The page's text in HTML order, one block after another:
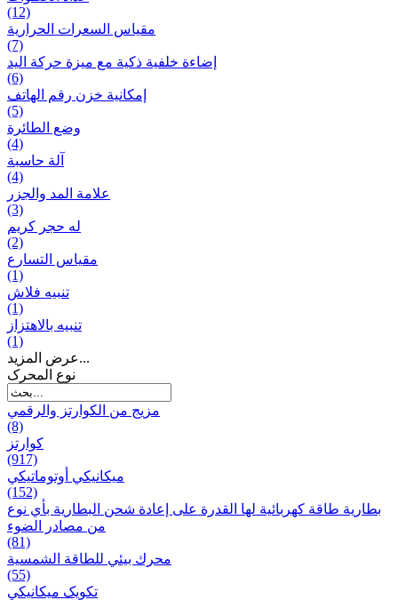
(12)
مقیاس السعرات الحرارية
(7)
إضاءة خلفية ذكية مع ميزة حرکة اليد
(6)
إمكانية خزن رقم الهاتف
(5)
وضع الطائرة
(4)
آلة حاسبة
(4)
علامة المد والجزر
(3)
له حجر كريم
(2)
مقياس التسارع
(1)
تنبيه فلاش
(1)
تنبيه بالاهتزاز
(1)
عرض المزيد...
نوع المحرک
مزيج من الكوارتز والرقمي
(8)
كوارتز
(917)
ميكانيكي أوتوماتيكي
(152)
بطارية طاقة كهربائية لها القدرة على إعادة شحن البطارية بأي نوع
من مصادر الضوء
(81)
محرك بيئي للطاقة الشمسية
(55)
تکویک ميكانيكي